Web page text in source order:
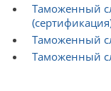
Таможенный
Таможенный
Таможенный